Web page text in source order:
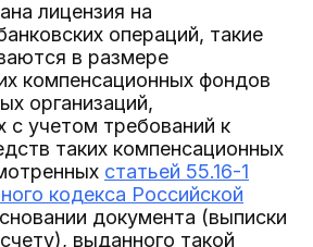
лицензия на
операций, такие
в размере
компенсационных фондов
организаций,
с учетом требований к
таких компенсационных
статьей 55.16-1
кодекса Российской
документа (выписки
выданного такой